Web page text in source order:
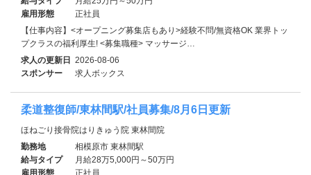
雇用形態
正社員
【仕事内容】<オープニング募集店もあり>経験不問/無資格OK 業界トッ
プクラスの福利厚生! <募集職種> マッサージ…
求人の更新日 2026-08-06
スポンサー
求人ボックス
柔道整復師/東林間駅/社員募集/8月6日更新
ほねごり接骨院はりきゅう院 東林間院
勤務地
相模原市 東林間駅
給与タイプ
月給28万5,000円～50万円
雇用形態
正社員